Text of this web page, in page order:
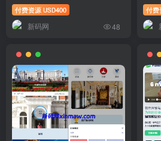
付费资源 USD400
新码网 48
付费